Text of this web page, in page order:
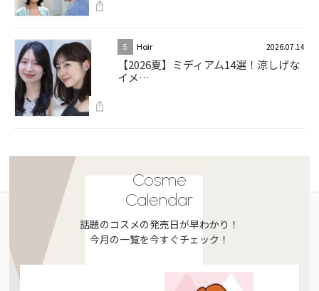
5 Hair 2026.07.14
【2026夏】ミディアム14選！涼しげな
イメ…
Cosme
Calendar
話題のコスメの発売日が早わかり！
今月の一覧を今すぐチェック！